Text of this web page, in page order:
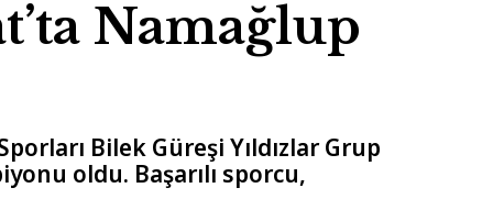
Namağlup
Bilek Güreşi Yıldızlar Grup
oldu. Başarılı sporcu,